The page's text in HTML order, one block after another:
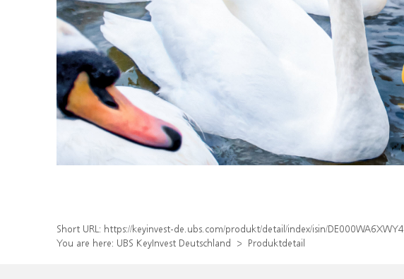
Short URL: https://keyinvest-de.ubs.com/produkt/detail/index/isin/DE000WA6XWY4
You are here: UBS KeyInvest Deutschland Produktdetail